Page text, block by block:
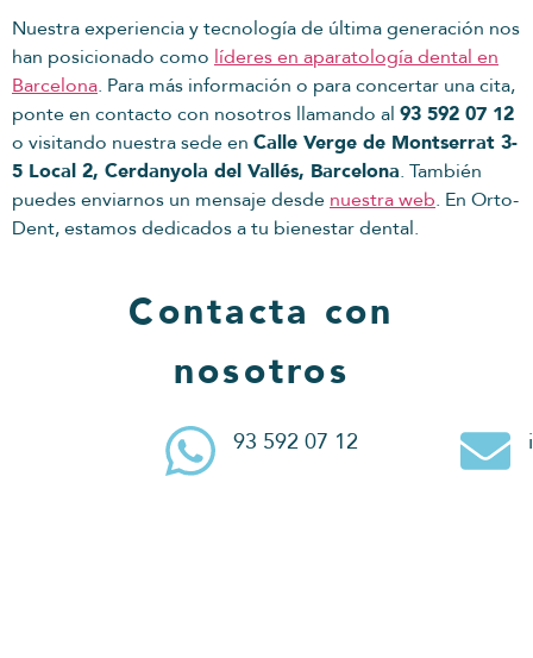
Nuestra experiencia y tecnología de última generación nos
han posicionado como líderes en aparatología dental en
Barcelona. Para más información o para concertar una cita,
ponte en contacto con nosotros llamando al 93 592 07 12
o visitando nuestra sede en Calle Verge de Montserrat 3-
5 Local 2, Cerdanyola del Vallés, Barcelona. También
puedes enviarnos un mensaje desde nuestra web. En Orto-
Dent, estamos dedicados a tu bienestar dental.
Contacta con
nosotros
93 592 07 12